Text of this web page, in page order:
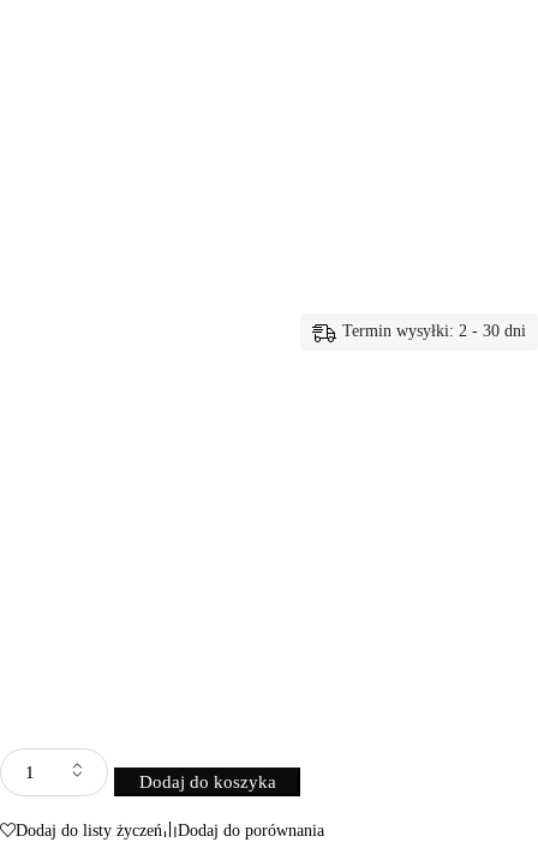
Dodaj do koszyka
Termin wysyłki: 2 - 30 dni
Dodaj do listy życzeń Dodaj do porównania